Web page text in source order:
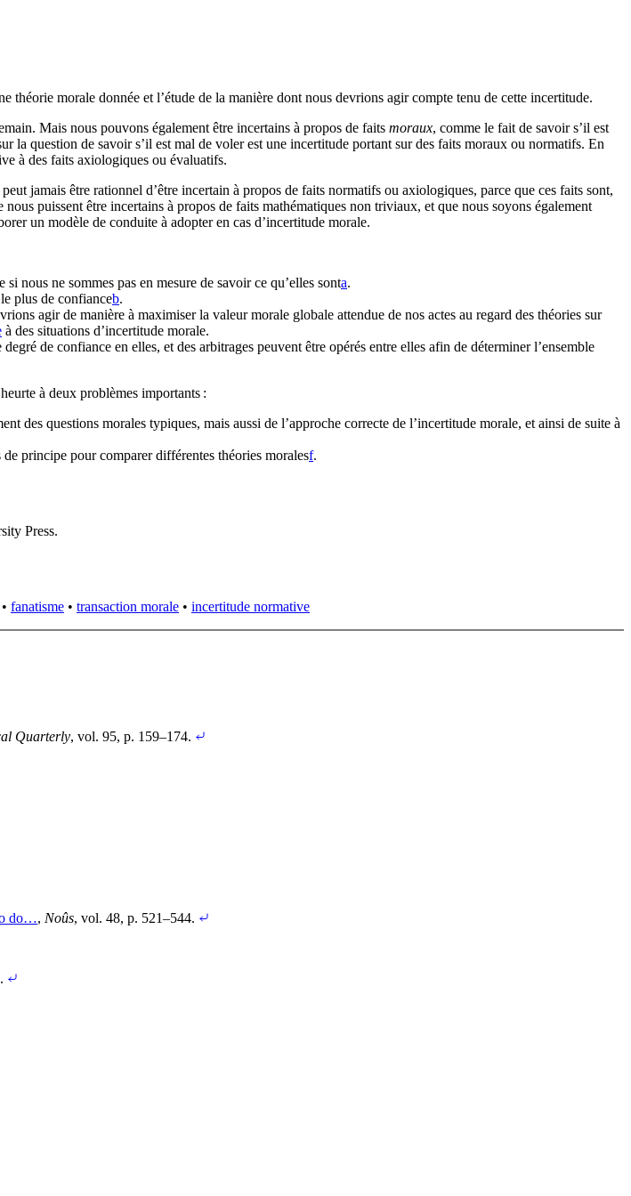
théorie morale donnée et l’étude de la manière dont nous devrions agir compte tenu de cette incertitude.
Mais nous pouvons également être incertains à propos de faits moraux, comme le fait de savoir s’il est
question de savoir s’il est mal de voler est une incertitude portant sur des faits moraux ou normatifs. En
à des faits axiologiques ou évaluatifs.
jamais être rationnel d’être incertain à propos de faits normatifs ou axiologiques, parce que ces faits sont,
puissent être incertains à propos de faits mathématiques non triviaux, et que nous soyons également
un modèle de conduite à adopter en cas d’incertitude morale.
nous ne sommes pas en mesure de savoir ce qu’elles sont⁠a.
plus de confiance⁠b.
agir de manière à maximiser la valeur morale globale attendue de nos actes au regard des théories sur
à des situations d’incertitude morale.
de confiance en elles, et des arbitrages peuvent être opérés entre elles afin de déterminer l’ensemble
à deux problèmes importants :
des questions morales typiques, mais aussi de l’approche correcte de l’incertitude morale, et ainsi de suite à
principe pour comparer différentes théories morales⁠f.
Press.
• fanatisme • transaction morale • incertitude normative
Quarterly, vol. 95, p. 159–174.
do…, Noûs, vol. 48, p. 521–544.
.